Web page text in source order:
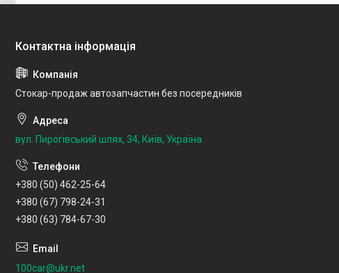
Стокар-продаж автозапчастин без посередників
вул. Пирогівський шлях, 34, Київ, Україна
+380 (50) 462-25-64
+380 (67) 798-24-31
+380 (63) 784-67-30
100car@ukr.net